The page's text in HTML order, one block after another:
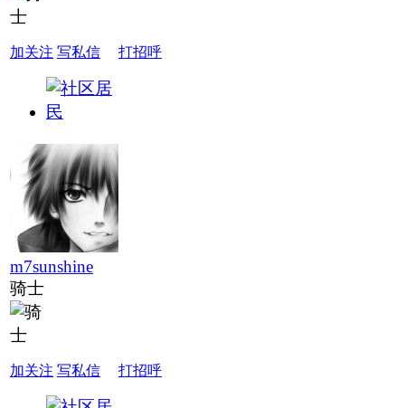
加关注 写私信 打招呼
m7sunshine
骑士
加关注 写私信 打招呼